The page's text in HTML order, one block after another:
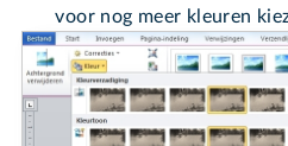
voor nog meer kleuren